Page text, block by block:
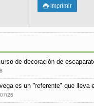
 Imprimir
de decoración de
es un "referente" que lleva
26